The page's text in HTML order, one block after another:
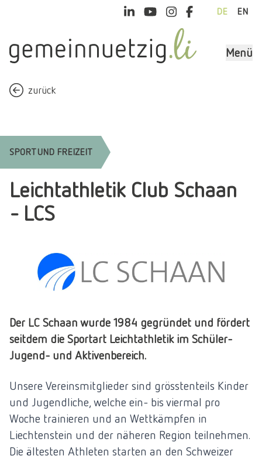
DE EN
Menü
zurück
SPORT UND FREIZEIT
Leichtathletik Club Schaan
- LCS
Der LC Schaan wurde 1984 gegründet und fördert
seitdem die Sportart Leichtathletik im Schüler-
Jugend- und Aktivenbereich.
Unsere Vereinsmitglieder sind grösstenteils Kinder
und Jugendliche, welche ein- bis viermal pro
Woche trainieren und an Wettkämpfen in
Liechtenstein und der näheren Region teilnehmen.
Die ältesten Athleten starten an den Schweizer